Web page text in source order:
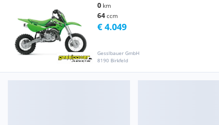
0 km
64ccm
Gesslbauer GmbH
8190 Birkfeld
€ 4.049